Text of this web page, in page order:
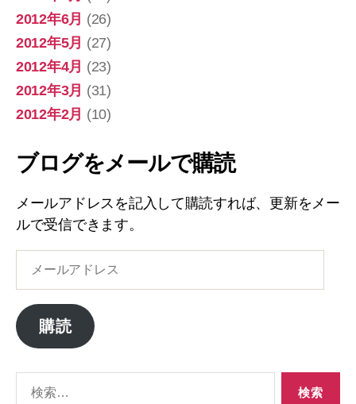
2012年6月 (26)
2012年5月 (27)
2012年4月 (23)
2012年3月 (31)
2012年2月 (10)
ブログをメールで購読
メールアドレスを記入して購読すれば、更新をメー
ルで受信できます。
ア
ド
ス
購読